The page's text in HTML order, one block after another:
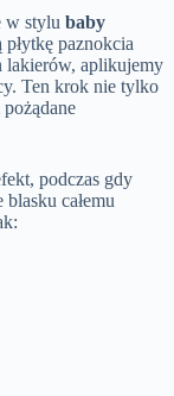
w stylu baby
paznokcia
lakierów, aplikujemy
Ten krok nie tylko
podczas gdy
całemu